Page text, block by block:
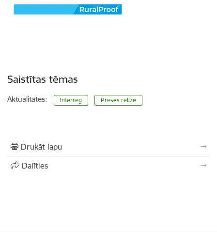
Saistītas tēmas
Aktualitātes: Interreg Preses relīze
Drukāt lapu
Dalīties